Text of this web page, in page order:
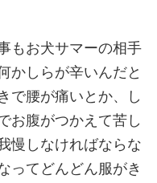
もお犬サマーの相手
かしらが辛いんだと
で腰が痛いとか、し
お腹がつかえて苦し
慢しなければならな
ってどんどん服がき